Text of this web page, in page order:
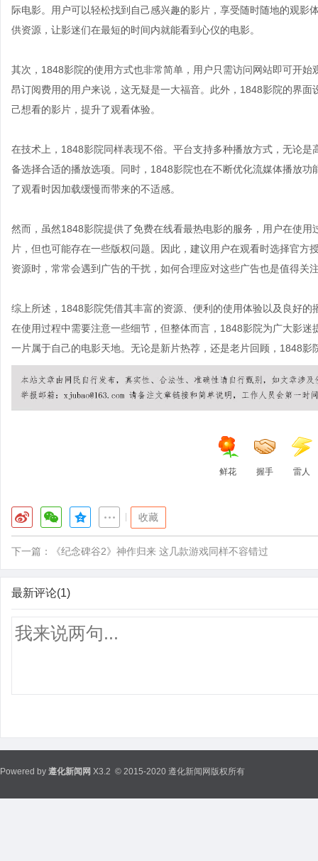
际电影。用户可以轻松找到自己感兴趣的影片，享受随时随地的观
供资源，让影迷们在最短的时间内就能看到心仪的电影。
其次，1848影院的使用方式也非常简单，用户只需访问网站即可开
昂订阅费用的用户来说，这无疑是一大福音。此外，1848影院的界
己想看的影片，提升了观看体验。
在技术上，1848影院同样表现不俗。平台支持多种播放方式，无论
备选择合适的播放选项。同时，1848影院也在不断优化流媒体播放
了观看时因加载缓慢而带来的不适感。
然而，虽然1848影院提供了免费在线看最热电影的服务，用户在使
片，但也可能存在一些版权问题。因此，建议用户在观看时选择官
资源时，常常会遇到广告的干扰，如何合理应对这些广告也是值得关
综上所述，1848影院凭借其丰富的资源、便利的使用体验以及良好
在使用过程中需要注意一些细节，但整体而言，1848影院为广大影
一片属于自己的电影天地。无论是新片热荐，还是老片回顾，1848
鲜花 握手 雷人
收藏
下一篇： 《纪念碑谷2》神作归来 这几款游戏同样不容错过
最新评论(1)
Powered by 遵化新闻网 X3.2 © 2015-2020 遵化新闻网版权所有